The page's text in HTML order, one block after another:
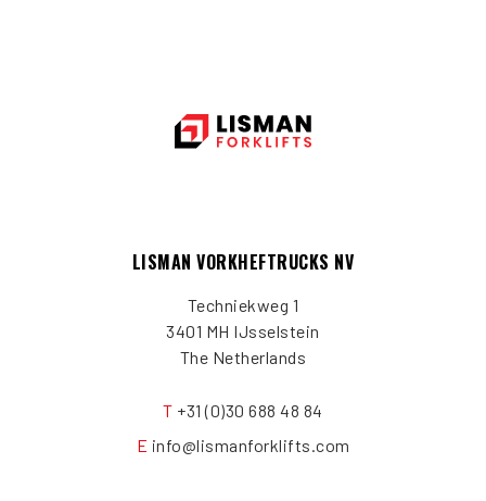
LISMAN VORKHEFTRUCKS NV
Techniekweg 1
3401 MH IJsselstein
The Netherlands
T +31 (0)30 688 48 84
E info@lismanforklifts.com